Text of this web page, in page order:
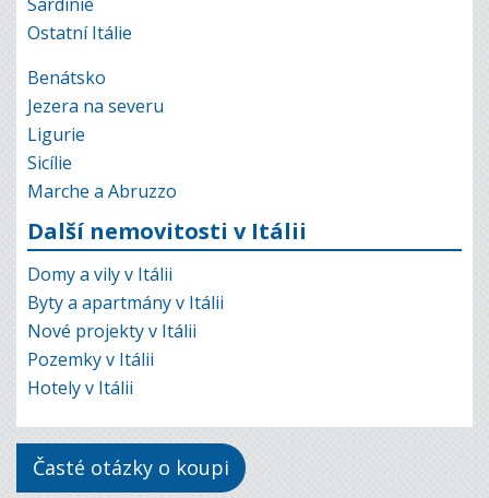
Ostatní Itálie
Benátsko
Jezera na severu
Ligurie
Sicílie
Marche a Abruzzo
Další nemovitosti v Itálii
Domy a vily v Itálii
Byty a apartmány v Itálii
Nové projekty v Itálii
Pozemky v Itálii
Hotely v Itálii
Časté otázky o koupi